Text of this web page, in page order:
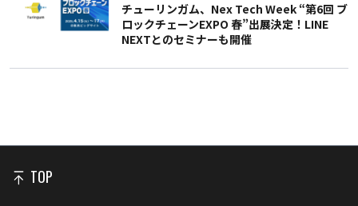
チューリンガム、Nex Tech Week “第6回 ブ
ロックチェーンEXPO 春”出展決定！LINE
NEXTとのセミナーも開催
TOP